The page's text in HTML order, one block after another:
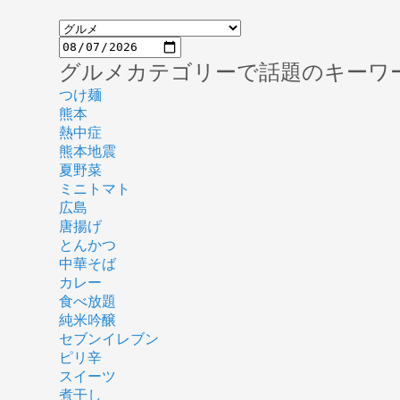
グルメカテゴリーで話題のキーワ
つけ麺
熊本
熱中症
熊本地震
夏野菜
ミニトマト
広島
唐揚げ
とんかつ
中華そば
カレー
食べ放題
純米吟醸
セブンイレブン
ピリ辛
スイーツ
煮干し